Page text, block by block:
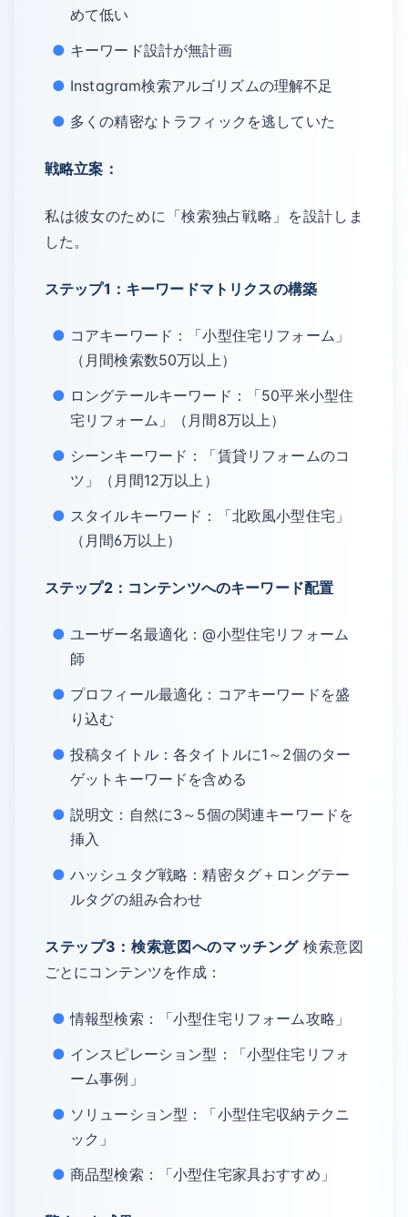
めて低い
キーワード設計が無計画
Instagram検索アルゴリズムの理解不足
多くの精密なトラフィックを逃していた
戦略立案：
私は彼女のために「検索独占戦略」を設計しま
した。
ステップ1：キーワードマトリクスの構築
コアキーワード：「小型住宅リフォーム」
（月間検索数50万以上）
ロングテールキーワード：「50平米小型住
宅リフォーム」（月間8万以上）
シーンキーワード：「賃貸リフォームのコ
ツ」（月間12万以上）
スタイルキーワード：「北欧風小型住宅」
（月間6万以上）
ステップ2：コンテンツへのキーワード配置
ユーザー名最適化：@小型住宅リフォーム
師
プロフィール最適化：コアキーワードを盛
り込む
投稿タイトル：各タイトルに1～2個のター
ゲットキーワードを含める
説明文：自然に3～5個の関連キーワードを
挿入
ハッシュタグ戦略：精密タグ＋ロングテー
ルタグの組み合わせ
ステップ3：検索意図へのマッチング検索意図
ごとにコンテンツを作成：
情報型検索：「小型住宅リフォーム攻略」
インスピレーション型：「小型住宅リフォ
ーム事例」
ソリューション型：「小型住宅収納テクニ
ック」
商品型検索：「小型住宅家具おすすめ」